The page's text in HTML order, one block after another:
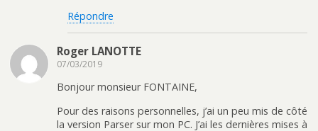
Répondre
Roger LANOTTE
07/03/2019
Bonjour monsieur FONTAINE,
Pour des raisons personnelles, j’ai un peu mis de côté
la version Parser sur mon PC. J’ai les dernières mises à